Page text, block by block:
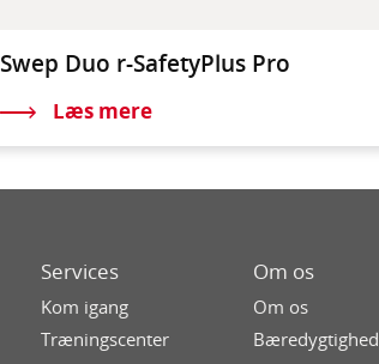
Swep Duo r-SafetyPlus Pro
Læs mere
Services
Kom igang
Træningscenter
Om os
Om os
Bæredygtighed